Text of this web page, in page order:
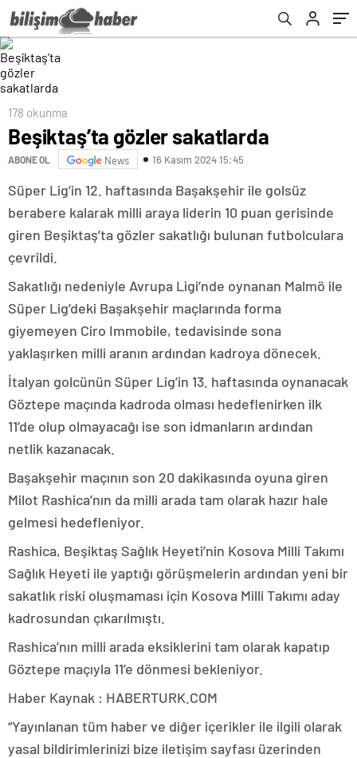
178 okunma
Beşiktaş’ta gözler sakatlarda
ABONE OL News 16 Kasım 2024 15:45
Süper Lig’in 12. haftasında Başakşehir ile golsüz
berabere kalarak milli araya liderin 10 puan gerisinde
giren Beşiktaş’ta gözler sakatlığı bulunan futbolculara
çevrildi.
Sakatlığı nedeniyle Avrupa Ligi’nde oynanan Malmö ile
Süper Lig’deki Başakşehir maçlarında forma
giyemeyen Ciro Immobile, tedavisinde sona
yaklaşırken milli aranın ardından kadroya dönecek.
İtalyan golcünün Süper Lig’in 13. haftasında oynanacak
Göztepe maçında kadroda olması hedeflenirken ilk
11’de olup olmayacağı ise son idmanların ardından
netlik kazanacak.
Başakşehir maçının son 20 dakikasında oyuna giren
Milot Rashica’nın da milli arada tam olarak hazır hale
gelmesi hedefleniyor.
Rashica, Beşiktaş Sağlık Heyeti’nin Kosova Milli Takımı
Sağlık Heyeti ile yaptığı görüşmelerin ardından yeni bir
sakatlık riski oluşmaması için Kosova Milli Takımı aday
kadrosundan çıkarılmıştı.
Rashica’nın milli arada eksiklerini tam olarak kapatıp
Göztepe maçıyla 11’e dönmesi bekleniyor.
Haber Kaynak : HABERTURK.COM
“Yayınlanan tüm haber ve diğer içerikler ile ilgili olarak
yasal bildirimlerinizi bize iletişim sayfası üzerinden